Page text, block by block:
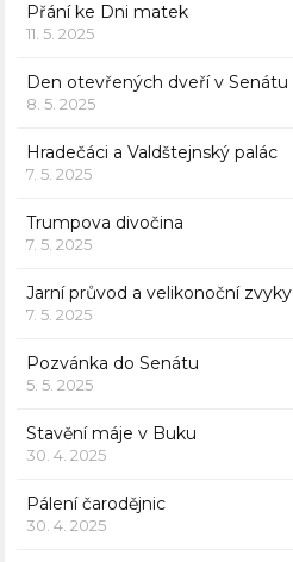
Přání ke Dni matek
11. 5. 2025
Den otevřených dveří v Senátu
8. 5. 2025
Hradečáci a Valdštejnský palác
7. 5. 2025
Trumpova divočina
7. 5. 2025
Jarní průvod a velikonoční zvyky
7. 5. 2025
Pozvánka do Senátu
5. 5. 2025
Stavění máje v Buku
30. 4. 2025
Pálení čarodějnic
30. 4. 2025